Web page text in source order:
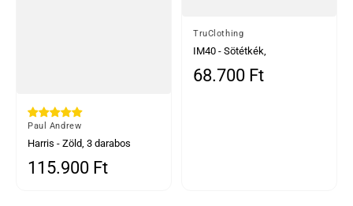
Által
Paul Andrew
Harris - Zöld, 3 darabos
gyapjúkeverék tweed öltöny
férfiaknak
Normál ár
115.900 Ft
Által
TruClothing
IM40 - Sötétkék,
háromrészes, halszálkás
tweed öltöny férfiaknak
Normál ár
68.700 Ft